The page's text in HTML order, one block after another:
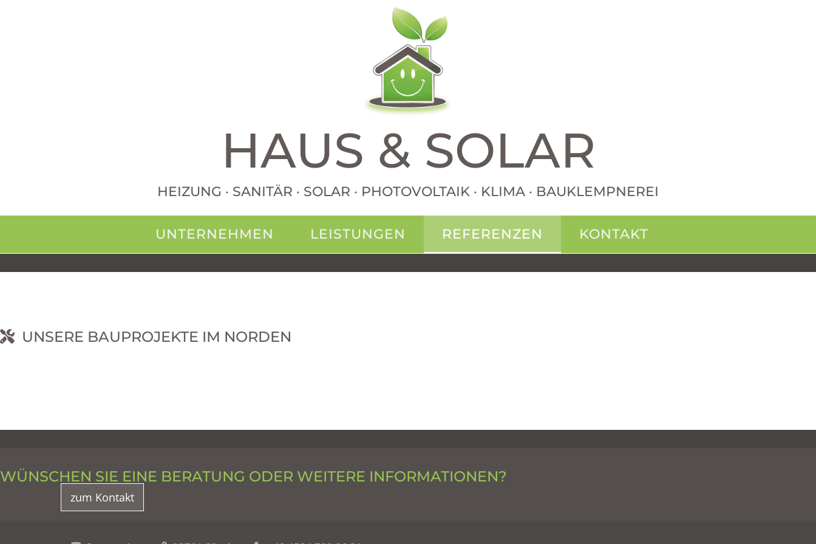
HAUS & SOLAR
HEIZUNG · SANITÄR · SOLAR · PHOTOVOLTAIK · KLIMA · BAUKLEMPNEREI
UNTERNEHMEN LEISTUNGEN REFERENZEN KONTAKT
UNSERE BAUPROJEKTE IM NORDEN
WÜNSCHEN SIE EINE BERATUNG ODER WEITERE INFORMATIONEN?
zum Kontakt